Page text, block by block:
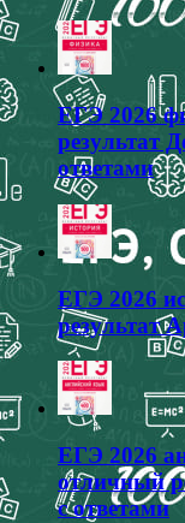
ЕГЭ 2026
результат
ответами
ЕГЭ 2026
результат
ЕГЭ 2026
отличный
с ответами